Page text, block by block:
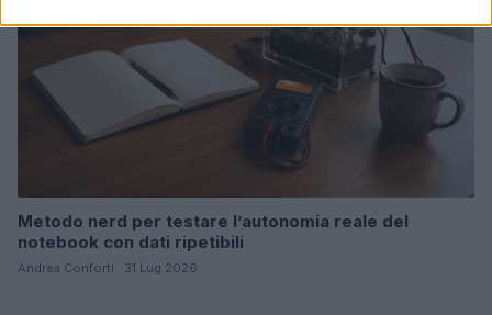
Metodo nerd per testare l’autonomia reale del
notebook con dati ripetibili
Andrea Conforti · 31 Lug 2026